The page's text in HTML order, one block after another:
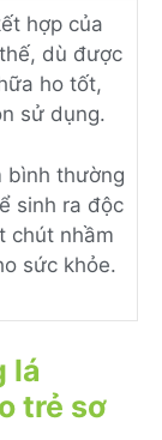
hợp của
dù được
ho tốt,
sử dụng.
bình thường
sinh ra độc
chút nhầm
sức khỏe.
lá
trẻ sơ